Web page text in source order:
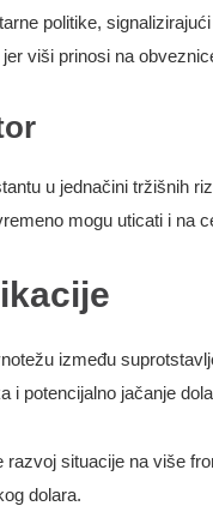
politike,
jer viši prinosi na
u jednačini tržišnih
mogu uticati i na
između
potencijalno jačanje
razvoj situacije na više
dolara.